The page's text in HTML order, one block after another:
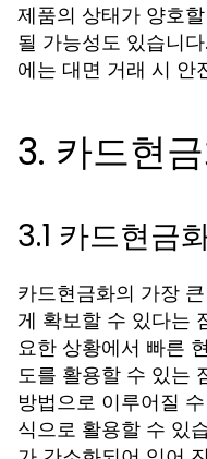
제품의 상태가 양호
될 가능성도 있습니
에는 대면 거래 시 안
3. 카드현
3.1 카드현금
카드현금화의 가장
게 확보할 수 있다는
요한 상황에서 빠른
도를 활용할 수 있는
방법으로 이루어질
식으로 활용할 수 있